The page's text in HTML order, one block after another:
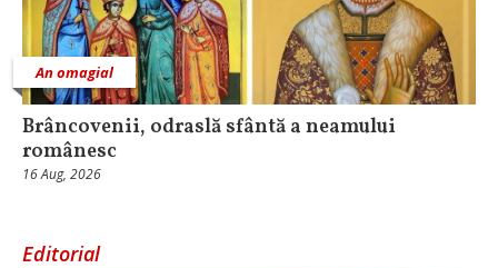
An omagial
Brâncovenii, odraslă sfântă a neamului
românesc
16 Aug, 2026
Editorial